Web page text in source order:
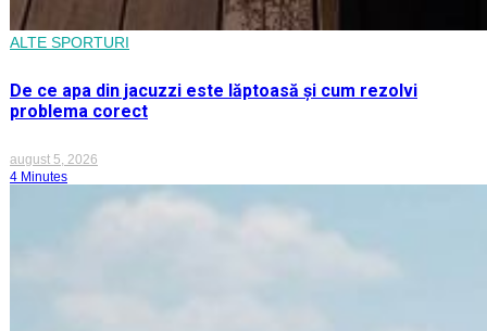
ALTE SPORTURI
De ce apa din jacuzzi este lăptoasă și cum rezolvi
problema corect
august 5, 2026
4 Minutes